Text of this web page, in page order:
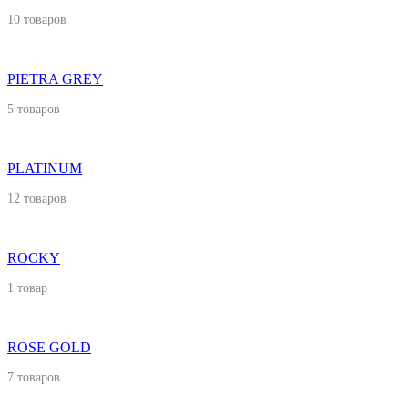
10 товаров
PIETRA GREY
5 товаров
PLATINUM
12 товаров
ROCKY
1 товар
ROSE GOLD
7 товаров